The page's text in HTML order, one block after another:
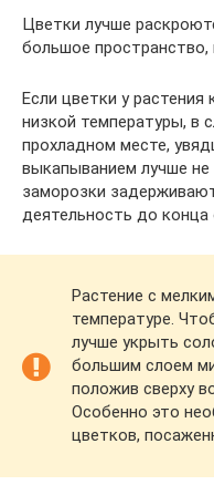
Цветки лучше
большое пространство,
Если цветки у растения
низкой температуры, в
прохладном месте,
выкапыванием лучше не
заморозки
деятельность до
Растение с
температуре.
лучше укрыть
большим слоем
положив сверху
Особенно это
цветков,